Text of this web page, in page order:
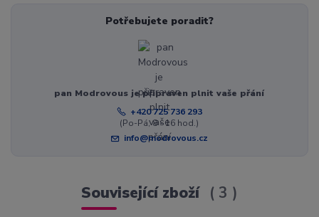
Potřebujete poradit?
pan Modrovous je připraven plnit vaše přání
+420 725 736 293
(Po-Pá, 8 - 16 hod.)
info@modrovous.cz
Související zboží 3